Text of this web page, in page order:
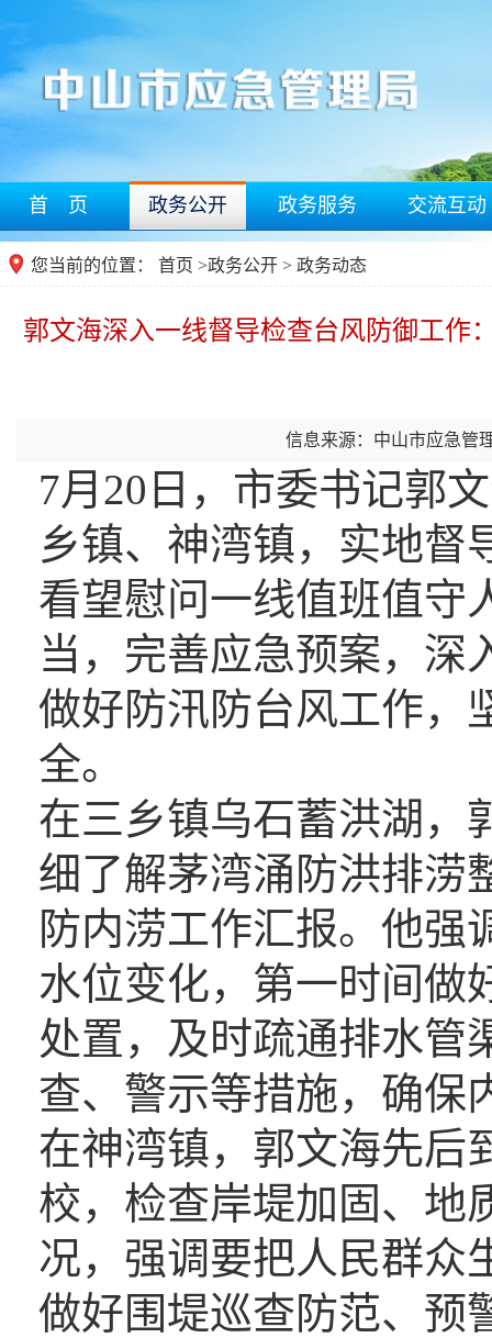
首 页 政务公开 政务服务 交流互动
您当前的位置： 首页 >政务公开 > 政务动态
郭文海深入一线督导检查台风防御工作
信息来源：中山市应急管
7月20日，市委书记郭
乡镇、神湾镇，实地督
看望慰问一线值班值守
当，完善应急预案，深
做好防汛防台风工作，
全。
在三乡镇乌石蓄洪湖 ，
细了解茅湾涌防洪排涝
防内涝工作汇报。他强
水位变化，第一时间做
处置，及时疏通排水管
查、警示等措施，确保
在神湾镇，郭文海先后
校， 检查岸堤加固、地
况，强调要把人民群众
做好围堤巡查防范、预